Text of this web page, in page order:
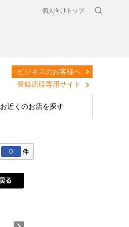
個人向けトップ
ビジネスのお客様へ
登録店様専用サイト
お近くのお店を探す
0